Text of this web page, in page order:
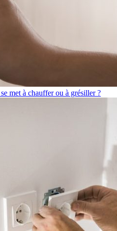
met à chauffer ou à grésiller ?